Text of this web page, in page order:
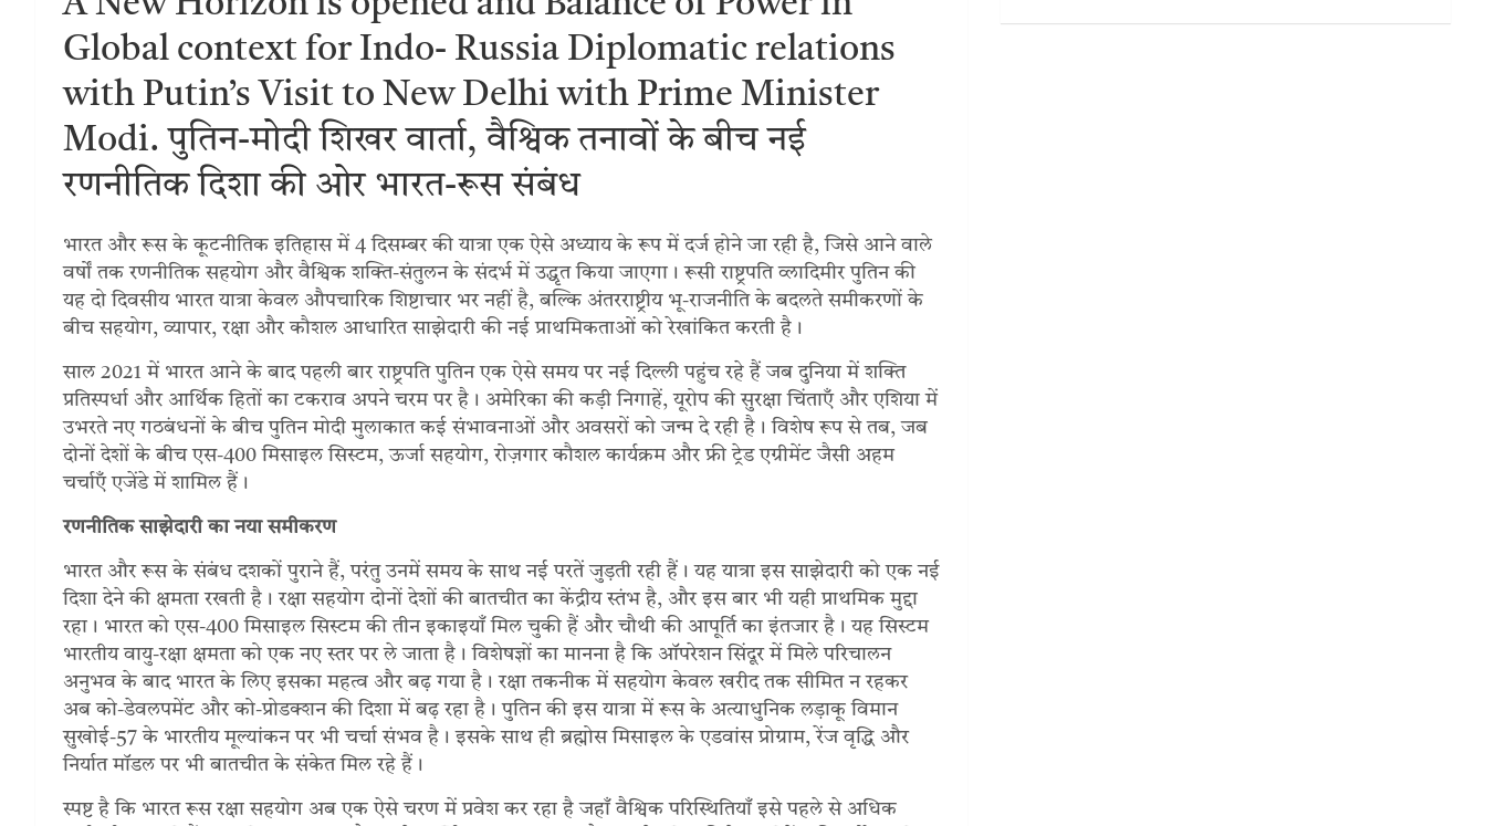
Global context for Indo- Russia Diplomatic relations
with Putin’s Visit to New Delhi with Prime Minister
Modi. पुतिन-मोदी शिखर वार्ता, वैश्विक तनावों के बीच नई
रणनीतिक दिशा की ओर भारत-रूस संबंध
भारत और रूस के कूटनीतिक इतिहास में 4 दिसम्बर की यात्रा एक ऐसे अध्याय के रूप में दर्ज होने जा रही है, जिसे आने वाले
वर्षों तक रणनीतिक सहयोग और वैश्विक शक्ति-संतुलन के संदर्भ में उद्धृत किया जाएगा। रूसी राष्ट्रपति व्लादिमीर पुतिन की
यह दो दिवसीय भारत यात्रा केवल औपचारिक शिष्टाचार भर नहीं है, बल्कि अंतरराष्ट्रीय भू-राजनीति के बदलते समीकरणों के
बीच सहयोग, व्यापार, रक्षा और कौशल आधारित साझेदारी की नई प्राथमिकताओं को रेखांकित करती है।
साल 2021 में भारत आने के बाद पहली बार राष्ट्रपति पुतिन एक ऐसे समय पर नई दिल्ली पहुंच रहे हैं जब दुनिया में शक्ति
प्रतिस्पर्धा और आर्थिक हितों का टकराव अपने चरम पर है। अमेरिका की कड़ी निगाहें, यूरोप की सुरक्षा चिंताएँ और एशिया में
उभरते नए गठबंधनों के बीच पुतिन मोदी मुलाकात कई संभावनाओं और अवसरों को जन्म दे रही है। विशेष रूप से तब, जब
दोनों देशों के बीच एस-400 मिसाइल सिस्टम, ऊर्जा सहयोग, रोज़गार कौशल कार्यक्रम और फ्री ट्रेड एग्रीमेंट जैसी अहम
चर्चाएँ एजेंडे में शामिल हैं।
रणनीतिक साझेदारी का नया समीकरण
भारत और रूस के संबंध दशकों पुराने हैं, परंतु उनमें समय के साथ नई परतें जुड़ती रही हैं। यह यात्रा इस साझेदारी को एक नई
दिशा देने की क्षमता रखती है। रक्षा सहयोग दोनों देशों की बातचीत का केंद्रीय स्तंभ है, और इस बार भी यही प्राथमिक मुद्दा
रहा। भारत को एस-400 मिसाइल सिस्टम की तीन इकाइयाँ मिल चुकी हैं और चौथी की आपूर्ति का इंतजार है। यह सिस्टम
भारतीय वायु-रक्षा क्षमता को एक नए स्तर पर ले जाता है। विशेषज्ञों का मानना है कि ऑपरेशन सिंदूर में मिले परिचालन
अनुभव के बाद भारत के लिए इसका महत्व और बढ़ गया है। रक्षा तकनीक में सहयोग केवल खरीद तक सीमित न रहकर
अब को-डेवलपमेंट और को-प्रोडक्शन की दिशा में बढ़ रहा है। पुतिन की इस यात्रा में रूस के अत्याधुनिक लड़ाकू विमान
सुखोई-57 के भारतीय मूल्यांकन पर भी चर्चा संभव है। इसके साथ ही ब्रह्मोस मिसाइल के एडवांस प्रोग्राम, रेंज वृद्धि और
निर्यात मॉडल पर भी बातचीत के संकेत मिल रहे हैं।
स्पष्ट है कि भारत रूस रक्षा सहयोग अब एक ऐसे चरण में प्रवेश कर रहा है जहाँ वैश्विक परिस्थितियाँ इसे पहले से अधिक